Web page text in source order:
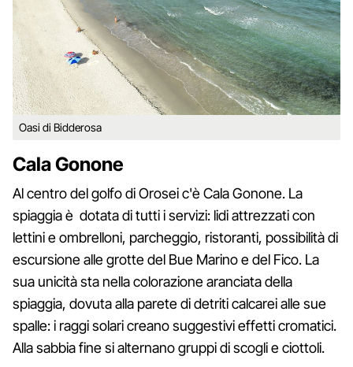
Oasi di Bidderosa
Cala Gonone
Al centro del golfo di Orosei c'è Cala Gonone. La
spiaggia è dotata di tutti i servizi: lidi attrezzati con
lettini e ombrelloni, parcheggio, ristoranti, possibilità di
escursione alle grotte del Bue Marino e del Fico. La
sua unicità sta nella colorazione aranciata della
spiaggia, dovuta alla parete di detriti calcarei alle sue
spalle: i raggi solari creano suggestivi effetti cromatici.
Alla sabbia fine si alternano gruppi di scogli e ciottoli.